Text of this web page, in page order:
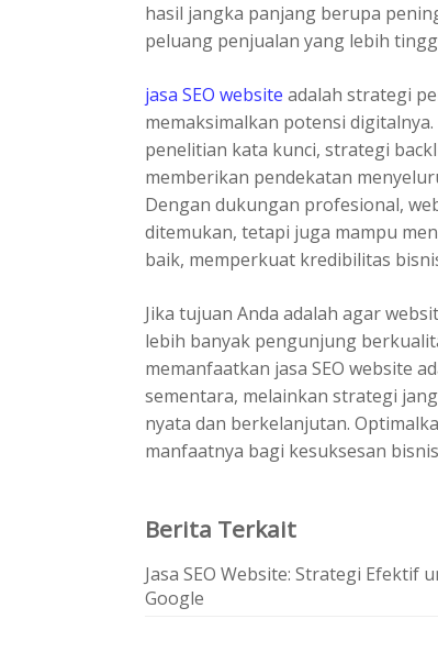
hasil jangka panjang berupa
peluang penjualan yang lebih
jasa SEO website adalah strategi
memaksimalkan potensi
penelitian kata kunci, strategi
memberikan pendekatan
Dengan dukungan profesional,
ditemukan, tetapi juga mampu
baik, memperkuat kredibilitas
Jika tujuan Anda adalah agar
lebih banyak pengunjung
memanfaatkan jasa SEO website
sementara, melainkan strategi
nyata dan berkelanjutan.
manfaatnya bagi kesuksesan
Berita Terkait
Jasa SEO Website: Strategi Efektif
Google